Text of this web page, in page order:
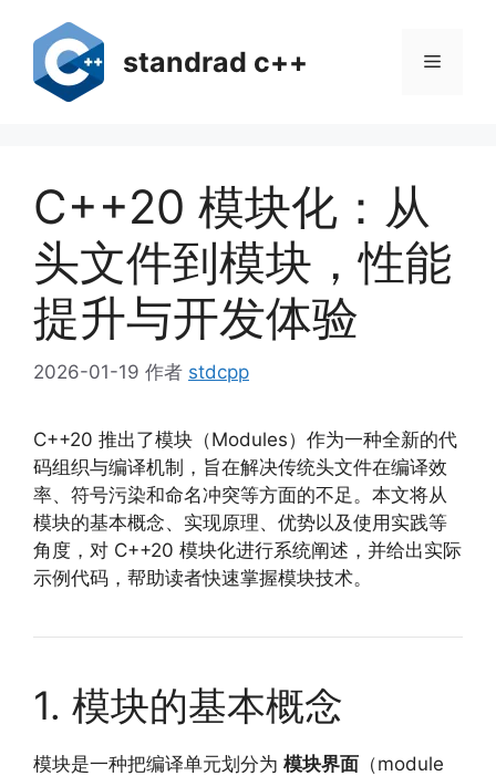
standrad c++ 菜
C++20 模块化：从
头文件到模块，性能
提升与开发体验
2026-01-19 作者 stdcpp
C++20 推出了模块（Modules）作为一种全新的代
码组织与编译机制，旨在解决传统头文件在编译效
率、符号污染和命名冲突等方面的不足。本文将从
模块的基本概念、实现原理、优势以及使用实践等
角度，对 C++20 模块化进行系统阐述，并给出实际
示例代码，帮助读者快速掌握模块技术。
1. 模块的基本概念
模块是一种把编译单元划分为 模块界面 （module